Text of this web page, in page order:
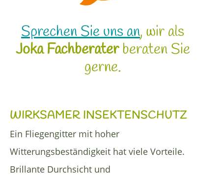
Sprechen Sie uns an, wir als
Joka Fachberaterberaten Sie
gerne.
WIRKSAMER INSEKTENSCHUTZ
Ein Fliegengitter mit hoher
Witterungsbeständigkeit hat viele Vorteile.
Brillante Durchsicht und